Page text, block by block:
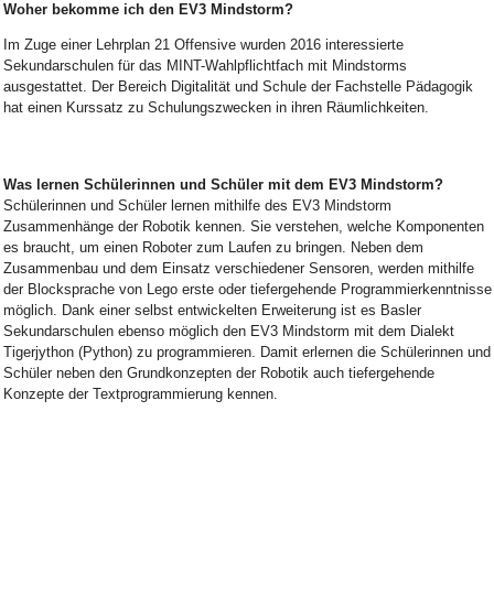
Woher bekomme ich den EV3 Mindstorm?
Im Zuge einer Lehrplan 21 Offensive wurden 2016 interessierte
Sekundarschulen für das MINT-Wahlpflichtfach mit Mindstorms
ausgestattet. Der Bereich Digitalität und Schule der Fachstelle Pädagogik
hat einen Kurssatz zu Schulungszwecken in ihren Räumlichkeiten.
Was lernen Schülerinnen und Schüler mit dem EV3 Mindstorm?
Schülerinnen und Schüler lernen mithilfe des EV3 Mindstorm
Zusammenhänge der Robotik kennen. Sie verstehen, welche Komponenten
es braucht, um einen Roboter zum Laufen zu bringen. Neben dem
Zusammenbau und dem Einsatz verschiedener Sensoren, werden mithilfe
der Blocksprache von Lego erste oder tiefergehende Programmierkenntnisse
möglich. Dank einer selbst entwickelten Erweiterung ist es Basler
Sekundarschulen ebenso möglich den EV3 Mindstorm mit dem Dialekt
Tigerjython (Python) zu programmieren. Damit erlernen die Schülerinnen und
Schüler neben den Grundkonzepten der Robotik auch tiefergehende
Konzepte der Textprogrammierung kennen.